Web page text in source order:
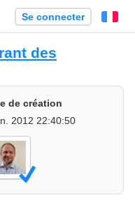
Se connecter
des
de création
2012 22:40:50